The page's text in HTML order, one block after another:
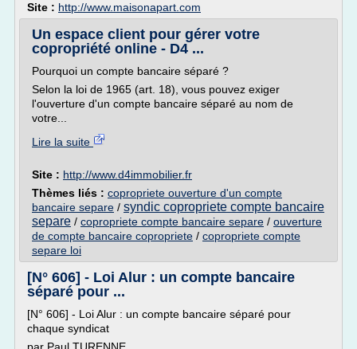
Site : http://www.maisonapart.com
Un espace client pour gérer votre
copropriété online - D4 ...
Pourquoi un compte bancaire séparé ?
Selon la loi de 1965 (art. 18), vous pouvez exiger
l'ouverture d'un compte bancaire séparé au nom de
votre...
Lire la suite
Site : http://www.d4immobilier.fr
Thèmes liés : copropriete ouverture d'un compte
bancaire separe / syndic copropriete compte bancaire
separe / copropriete compte bancaire separe / ouverture
de compte bancaire copropriete / copropriete compte
separe loi
[N° 606] - Loi Alur : un compte bancaire
séparé pour ...
[N° 606] - Loi Alur : un compte bancaire séparé pour
chaque syndicat